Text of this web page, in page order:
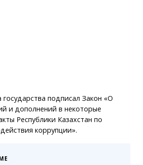
государства подписал Закон «О
и дополнений в некоторые
Республики Казахстан по
коррупции».